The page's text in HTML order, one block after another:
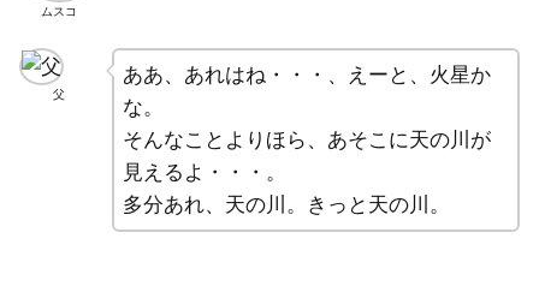
ムスコ
父
ああ、あれはね・・・、えーと、火星か
な。
そんなことよりほら、あそこに天の川が
見えるよ・・・。
多分あれ、天の川。きっと天の川。